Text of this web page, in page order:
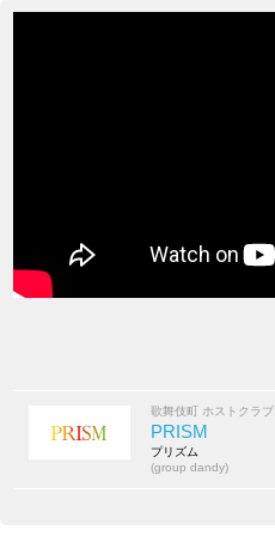
歌舞伎町 ホストクラブ
PRISM
プリズム
(group dandy)